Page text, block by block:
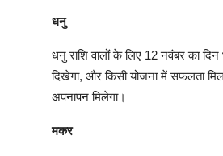
धनु
धनु राशि वालों के लिए 12 नवंबर का
दिखेगा, और किसी योजना में सफलता
अपनापन मिलेगा।
मकर